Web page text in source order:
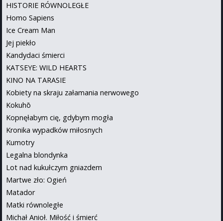
HISTORIE RÓWNOLEGŁE
Homo Sapiens
Ice Cream Man
Jej piekło
Kandydaci śmierci
KATSEYE: WILD HEARTS
KINO NA TARASIE
Kobiety na skraju załamania nerwowego
Kokuhō
Kopnęłabym cię, gdybym mogła
Kronika wypadków miłosnych
Kumotry
Legalna blondynka
Lot nad kukułczym gniazdem
Martwe zło: Ogień
Matador
Matki równoległe
Michał Anioł. Miłość i śmierć